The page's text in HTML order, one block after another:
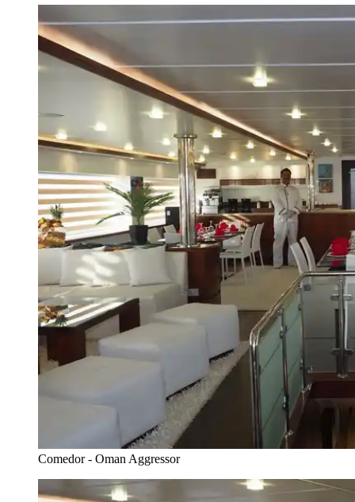
Comedor - Oman Aggressor